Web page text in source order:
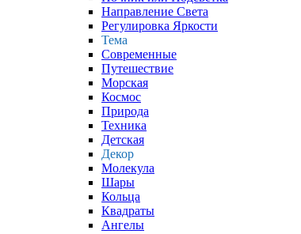
Направление Света
Регулировка Яркости
Тема
Современные
Путешествие
Морская
Космос
Природа
Техника
Детская
Декор
Молекула
Шары
Кольца
Квадраты
Ангелы